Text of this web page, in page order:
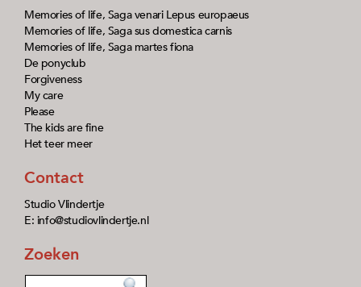
Memories of life, Saga venari Lepus europaeus
Memories of life, Saga sus domestica carnis
Memories of life, Saga martes fiona
De ponyclub
Forgiveness
My care
Please
The kids are fine
Het teer meer
Contact
Studio Vlindertje
E: info@studiovlindertje.nl
Zoeken